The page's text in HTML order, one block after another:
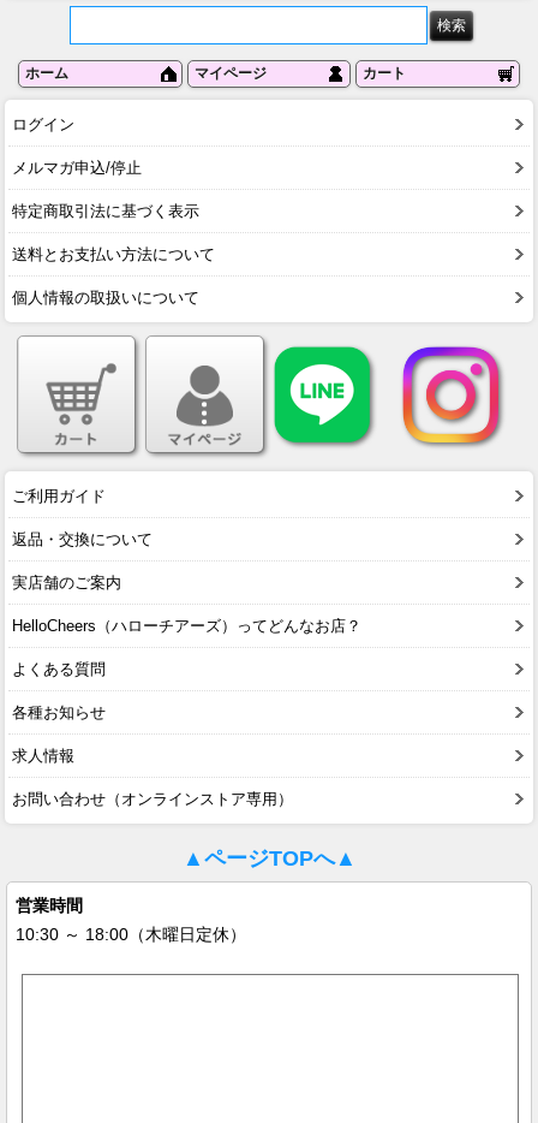
ホーム マイページ カート
ログイン
メルマガ申込/停止
特定商取引法に基づく表示
送料とお支払い方法について
個人情報の取扱いについて
ご利用ガイド
返品・交換について
実店舗のご案内
HelloCheers（ハローチアーズ）ってどんなお店？
よくある質問
各種お知らせ
求人情報
お問い合わせ（オンラインストア専用）
▲ページTOPへ▲
営業時間
10:30 ～ 18:00（木曜日定休）